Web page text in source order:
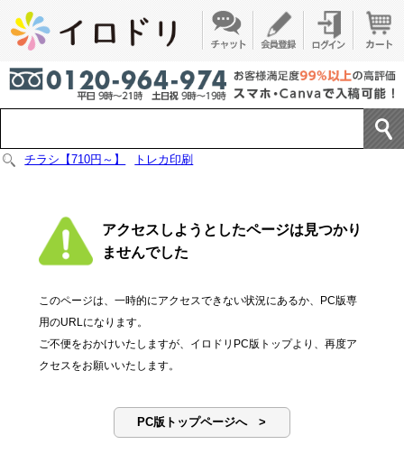
チラシ【710円～】 トレカ印刷
アクセスしようとしたページは見つかり
ませんでした
このページは、一時的にアクセスできない状況にあるか、PC版専
用のURLになります。
ご不便をおかけいたしますが、イロドリPC版トップより、再度ア
クセスをお願いいたします。
PC版トップページへ >